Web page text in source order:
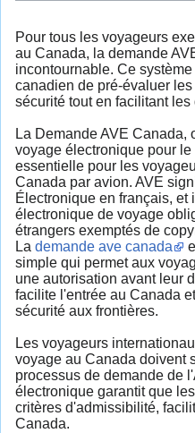
Pour tous les voyageurs
au Canada, la demande
incontournable. Ce
canadien de pré-évaluer
sécurité tout en facilitant les
La Demande AVE Canada,
voyage électronique pour
essentielle pour les
Canada par avion. AVE
Électronique en français, et
électronique de voyage
étrangers exemptés de
La demande ave canada
simple qui permet aux
une autorisation avant leur
facilite l'entrée au Canada
sécurité aux frontières.
Les voyageurs
voyage au Canada doivent
processus de demande de
électronique garantit que
critères d'admissibilité,
Canada.